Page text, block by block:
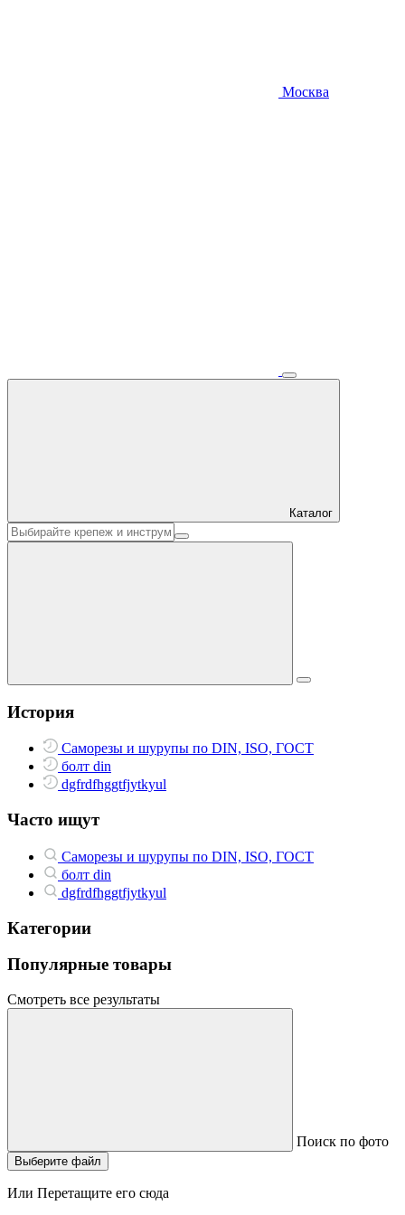
Москва
Каталог
История
Саморезы и шурупы по DIN, ISO, ГОСТ
болт din
dgfrdfhggtfjytkyul
Часто ищут
Саморезы и шурупы по DIN, ISO, ГОСТ
болт din
dgfrdfhggtfjytkyul
Категории
Популярные товары
Смотреть все результаты
Поиск по фото
Выберите файл
Или Перетащите его сюда